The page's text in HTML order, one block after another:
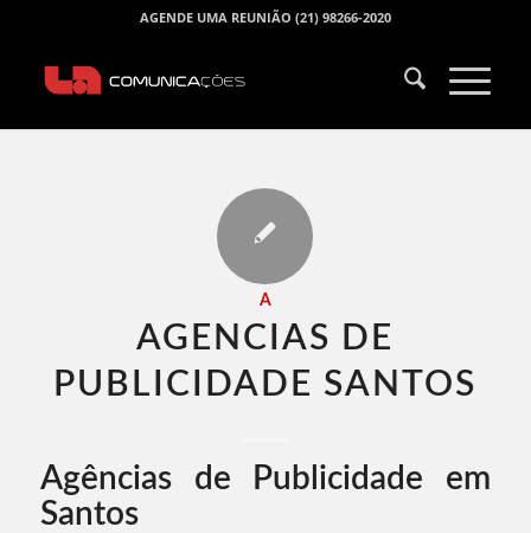
AGENDE UMA REUNIÃO (21) 98266-2020
A
AGENCIAS DE
PUBLICIDADE SANTOS​
Agências de Publicidade em
Santos